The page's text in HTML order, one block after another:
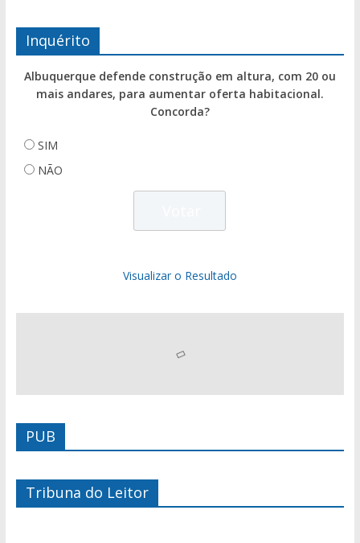
Inquérito
Albuquerque defende construção em altura, com 20 ou
mais andares, para aumentar oferta habitacional.
Concorda?
SIM
NÃO
Visualizar o Resultado
PUB
Tribuna do Leitor